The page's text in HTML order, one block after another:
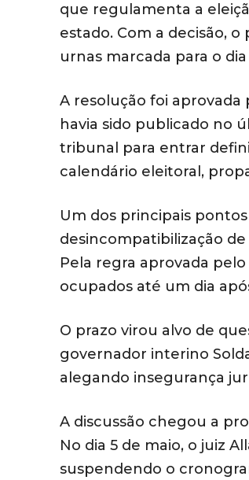
que regulamenta a
estado. Com a decisão,
urnas marcada para o
A resolução foi aprovada
havia sido publicado no
tribunal para entrar
calendário eleitoral,
Um dos principais
desincompatibilização
Pela regra aprovada
ocupados até um dia
O prazo virou alvo de
governador interino
alegando insegurança
A discussão chegou a
No dia 5 de maio, o juiz
suspendendo o